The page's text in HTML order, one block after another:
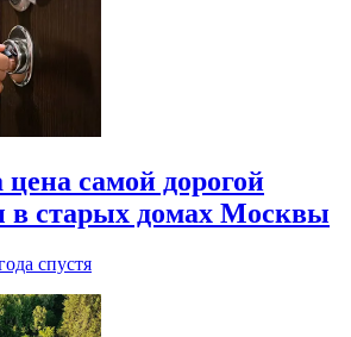
самой дорогой
в старых домах Москвы
спустя